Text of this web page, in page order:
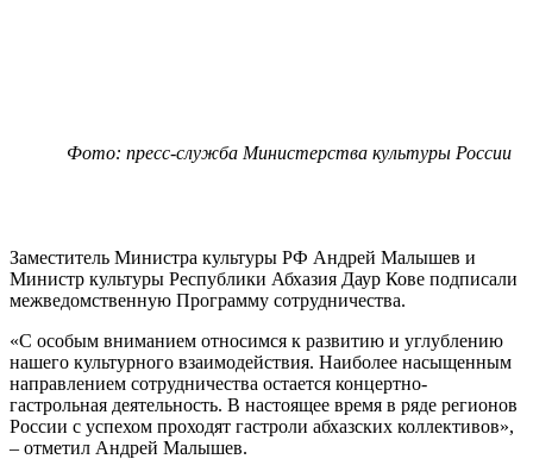
Фото: пресс-служба Министерства культуры России
Заместитель Министра культуры РФ Андрей Малышев и
Министр культуры Республики Абхазия Даур Кове подписали
межведомственную Программу сотрудничества.
«С особым вниманием относимся к развитию и углублению
нашего культурного взаимодействия. Наиболее насыщенным
направлением сотрудничества остается концертно-
гастрольная деятельность. В настоящее время в ряде регионов
России с успехом проходят гастроли абхазских коллективов»,
– отметил Андрей Малышев.